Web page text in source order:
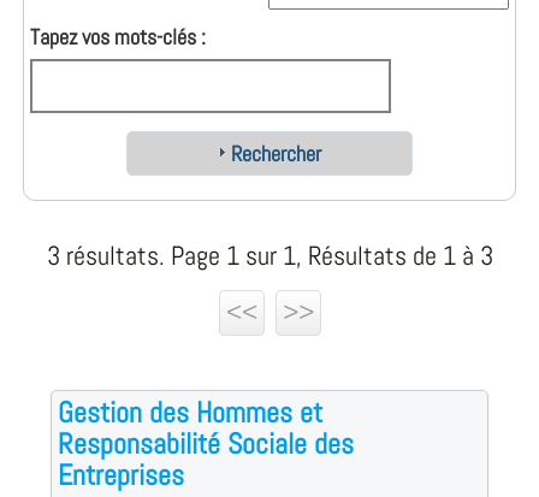
Tapez vos mots-clés :
Rechercher
3 résultats. Page 1 sur 1, Résultats de 1 à 3
<<
>>
Gestion des Hommes et
Responsabilité Sociale des
Entreprises